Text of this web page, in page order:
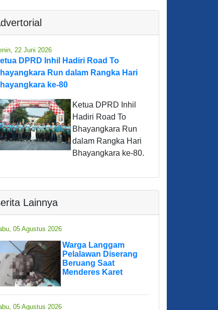
22 Juni 2026
DPRD Inhil Hadiri Road To
Run dalam Rangka Hari
ke-80
Ketua DPRD Inhil
Hadiri Road To
Bhayangkara Run
dalam Rangka Hari
Bhayangkara ke-80.
Lainnya
05 Agustus 2026
Warga Langgam
Pelalawan Diserang
Beruang Saat
Menderes Karet
05 Agustus 2026